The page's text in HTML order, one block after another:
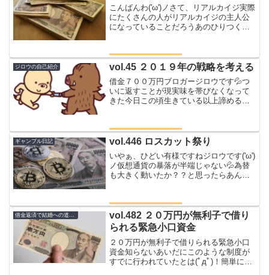
こんばんわ('ω')ノさて、リアルカイジ実際
にたくさんの人がリアルカイジの主人公
になっていることだろうあのひりつく感
は決して少数ではないリアルカイジそれ
を体現する者が人...
ジロウの自己紹介 vol.45 ２０１９年の戦略を考える
借金７００万円ブロガージロウです💦つ
いに返すことが現実味を帯びなくなって
きた今日この頃生きている以上諦めると
の月間収入から生活費を抜いた額は２万
円ほどこのほかに鳶の夜勤...
ギャンブル日記 vol.446 ロスカット祭り
いやぁ、ひどい有様ですねジロウです('ω')
ノ仮想通貨の暴落が半端じゃない💦為替
も大きく動いたか？？と思ったらあんま
はショートで持っていた下がりそうな感
じだった...
借金返済で結婚への道のり
vol.482 ２０万円が無利子で借り
られる緊急小口資金
２０万円が無利子で借りられる緊急小口
資金知らないあいだにこのような制度が
すでに行われていたとは(ﾟдﾟ)！簡単にご